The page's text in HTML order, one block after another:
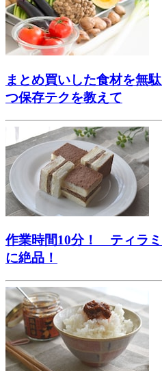
まとめ買いした食材を無
つ保存テクを教えて
作業時間10分！ ティラ
に絶品！